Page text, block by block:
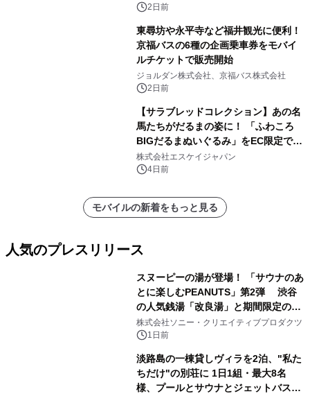
2日前
東尋坊や永平寺など福井観光に便利！
京福バスの6種の企画乗車券をモバイ
ルチケットで販売開始
ジョルダン株式会社、京福バス株式会社
2日前
【サラブレッドコレクション】あの名
馬たちがだるまの姿に！ 「ふわころ
BIGだるまぬいぐるみ」をEC限定で受
注販売開始
株式会社エスケイジャパン
4日前
モバイルの新着をもっと見る
人気のプレスリリース
スヌーピーの湯が登場！ 「サウナのあ
とに楽しむPEANUTS」第2弾 渋谷
の人気銭湯「改良湯」と期間限定のコ
ラボレーション サウナイキタイコラ
ボグッズも発売決定！
株式会社ソニー・クリエイティブプロダクツ
1日前
淡路島の一棟貸しヴィラを2泊、"私た
ちだけ"の別荘に 1日1組・最大8名
様、プールとサウナとジェットバス付